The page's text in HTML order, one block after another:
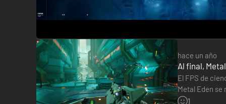
hace un año
Al final,
El FPS de
Metal Eden
impresiones
1